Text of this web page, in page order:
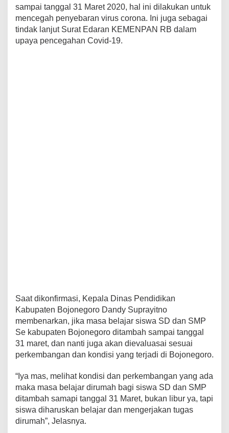
sampai tanggal 31 Maret 2020, hal ini dilakukan untuk
mencegah penyebaran virus corona. Ini juga sebagai
tindak lanjut Surat Edaran KEMENPAN RB dalam
upaya pencegahan Covid-19.
Saat dikonfirmasi, Kepala Dinas Pendidikan
Kabupaten Bojonegoro Dandy Suprayitno
membenarkan, jika masa belajar siswa SD dan SMP
Se kabupaten Bojonegoro ditambah sampai tanggal
31 maret, dan nanti juga akan dievaluasai sesuai
perkembangan dan kondisi yang terjadi di Bojonegoro.
“Iya mas, melihat kondisi dan perkembangan yang ada
maka masa belajar dirumah bagi siswa SD dan SMP
ditambah samapi tanggal 31 Maret, bukan libur ya, tapi
siswa diharuskan belajar dan mengerjakan tugas
dirumah”, Jelasnya.